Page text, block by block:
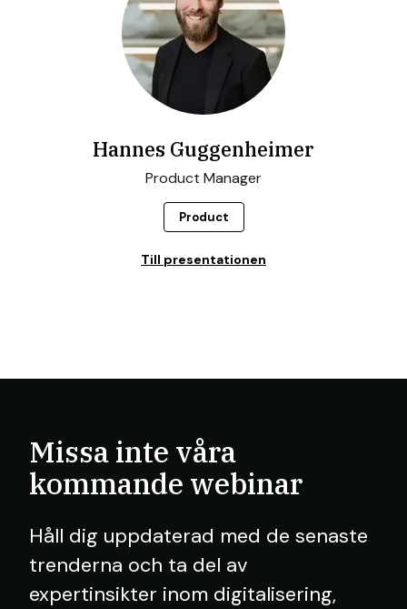
Hannes Guggenheimer
Product Manager
Product
Till presentationen
Missa inte våra
kommande webinar
Håll dig uppdaterad med de senaste
trenderna och ta del av
expertinsikter inom digitalisering,